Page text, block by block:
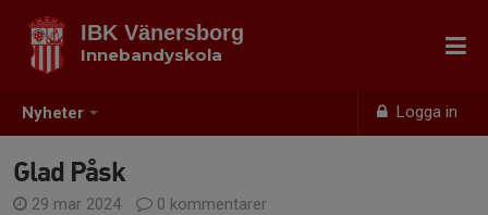
Nyheter Logga in
IBK Vänersborg
Innebandyskola
Glad Påsk
29 mar 2024 0 kommentarer